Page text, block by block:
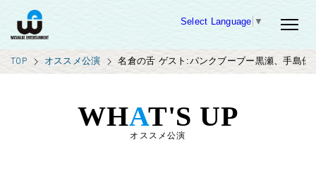
Select Language ▼
TOP オススメ公演 名倉の舌 ゲスト:パンクブーブー黒瀬、手島優
WHAT'S UP
オススメ公演